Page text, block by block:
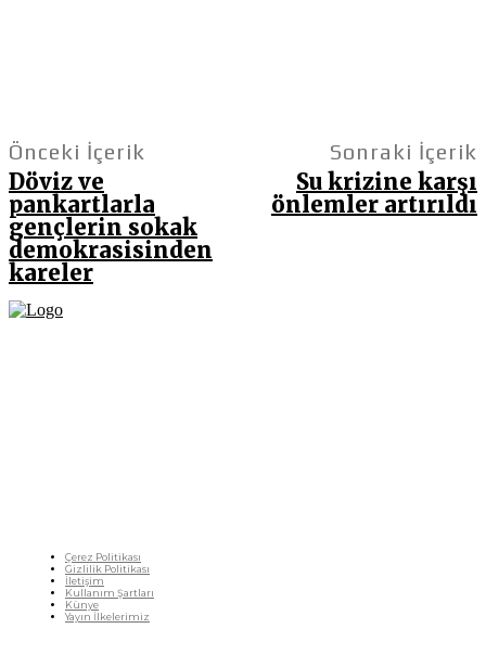
Önceki İçerik
Döviz ve
pankartlarla
gençlerin sokak
demokrasisinden
kareler
Sonraki İçerik
Su krizine karşı
önlemler artırıldı
Çerez Politikası
Gizlilik Politikası
İletişim
Kullanım Şartları
Künye
Yayın İlkelerimiz